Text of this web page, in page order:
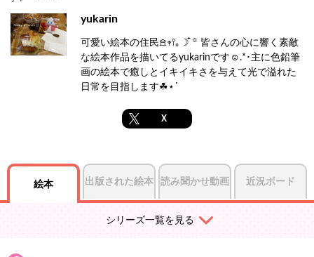
yukarin
可愛い絵本の住民𖠿𖥧𖥣｡☽ ໋꙳ 皆さんの心に響く素敵
な絵本作品を描いてるyukarinです‪☺︎‬.*･主に色鉛筆
画の絵本で癒しとイキイキさを与えて光で溢れた
日常を目指します☘︎⋆˙
X
絵本 出版された絵本 読み聞かせ動画 近況ボード
シリーズ一覧を見る